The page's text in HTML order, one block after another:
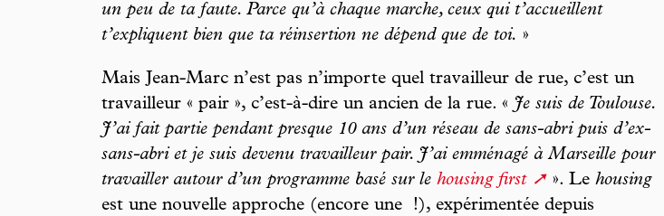
un peu de ta faute. Parce qu’à chaque marche, ceux qui t’accueillent
t’expliquent bien que ta réinsertion ne dépend que de toi. »
Mais Jean-Marc n’est pas n’importe quel travailleur de rue, c’est un
travailleur « pair », c’est-à-dire un ancien de la rue. « Je suis de Toulouse.
J’ai fait partie pendant presque 10 ans d’un réseau de sans-abri puis d’ex-
sans-abri et je suis devenu travailleur pair. J’ai emménagé à Marseille pour
travailler autour d’un programme basé sur le housing first ». Le housing
est une nouvelle approche (encore une !), expérimentée depuis